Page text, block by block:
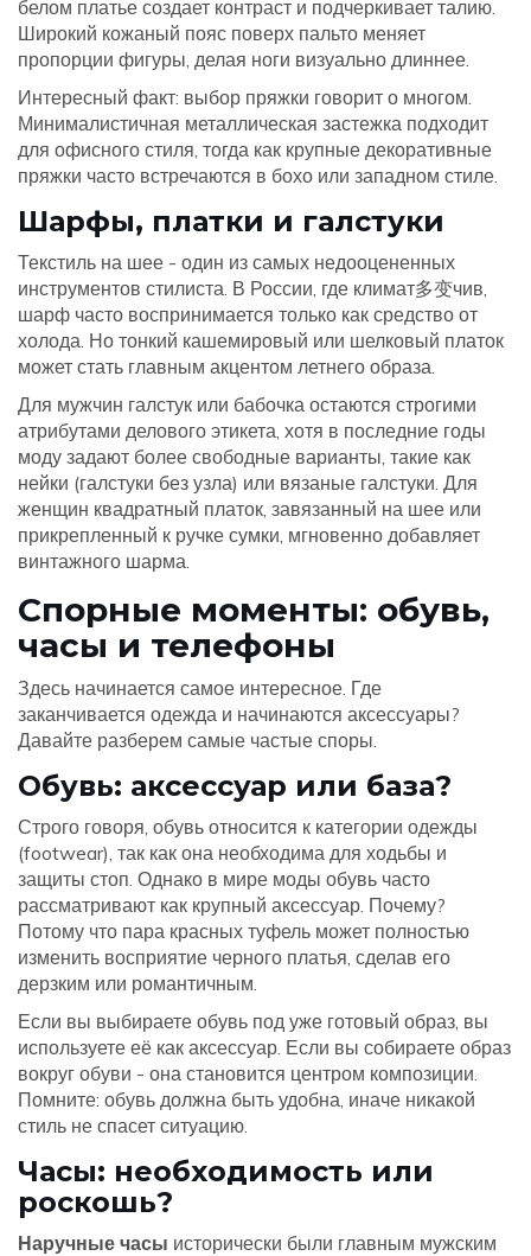
белом платье создает контраст и подчеркивает талию.
Широкий кожаный пояс поверх пальто меняет
пропорции фигуры, делая ноги визуально длиннее.
Интересный факт: выбор пряжки говорит о многом.
Минималистичная металлическая застежка подходит
для офисного стиля, тогда как крупные декоративные
пряжки часто встречаются в бохо или западном стиле.
Шарфы, платки и галстуки
Текстиль на шее - один из самых недооцененных
инструментов стилиста. В России, где климат多变чив,
шарф часто воспринимается только как средство от
холода. Но тонкий кашемировый или шелковый платок
может стать главным акцентом летнего образа.
Для мужчин галстук или бабочка остаются строгими
атрибутами делового этикета, хотя в последние годы
моду задают более свободные варианты, такие как
нейки (галстуки без узла) или вязаные галстуки. Для
женщин квадратный платок, завязанный на шее или
прикрепленный к ручке сумки, мгновенно добавляет
винтажного шарма.
Спорные моменты: обувь,
часы и телефоны
Здесь начинается самое интересное. Где
заканчивается одежда и начинаются аксессуары?
Давайте разберем самые частые споры.
Обувь: аксессуар или база?
Строго говоря, обувь относится к категории одежды
(footwear), так как она необходима для ходьбы и
защиты стоп. Однако в мире моды обувь часто
рассматривают как крупный аксессуар. Почему?
Потому что пара красных туфель может полностью
изменить восприятие черного платья, сделав его
дерзким или романтичным.
Если вы выбираете обувь под уже готовый образ, вы
используете её как аксессуар. Если вы собираете образ
вокруг обуви - она становится центром композиции.
Помните: обувь должна быть удобна, иначе никакой
стиль не спасет ситуацию.
Часы: необходимость или
роскошь?
Наручные часы исторически были главным мужским